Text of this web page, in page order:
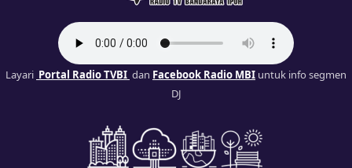
Layari Portal Radio TVBI dan Facebook Radio MBI untuk info segmen
DJ